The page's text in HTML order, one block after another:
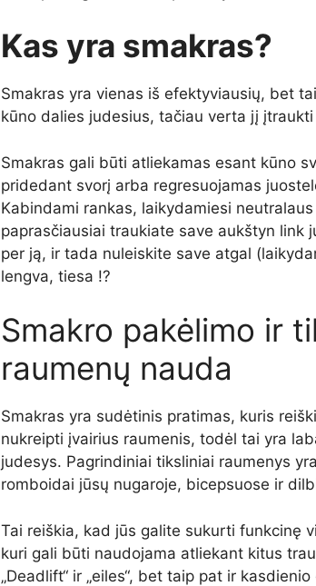
Kas yra smakras?
Smakras yra vienas iš efektyviausių, bet
kūno dalies judesius, tačiau verta jį
Smakras gali būti atliekamas esant kūno
pridedant svorį arba regresuojamas
Kabindami rankas, laikydamiesi
paprasčiausiai traukiate save aukštyn link
per ją, ir tada nuleiskite save atgal
lengva, tiesa !?
Smakro pakėlimo ir
raumenų nauda
Smakras yra sudėtinis pratimas, kuris
nukreipti įvairius raumenis, todėl tai yra
judesys. Pagrindiniai tiksliniai raumenys
romboidai jūsų nugaroje, bicepsuose ir
Tai reiškia, kad jūs galite sukurti funkcinę
kuri gali būti naudojama atliekant kitus
„Deadlift“ ir „eiles“, bet taip pat ir